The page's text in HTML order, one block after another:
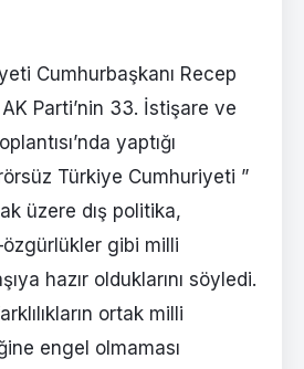
Cumhurbaşkanı Recep
Parti’nin 33. İstişare ve
yaptığı
Türkiye Cumhuriyeti ”
üzere dış politika,
gibi milli
hazır olduklarını söyledi.
ortak milli
engel olmaması